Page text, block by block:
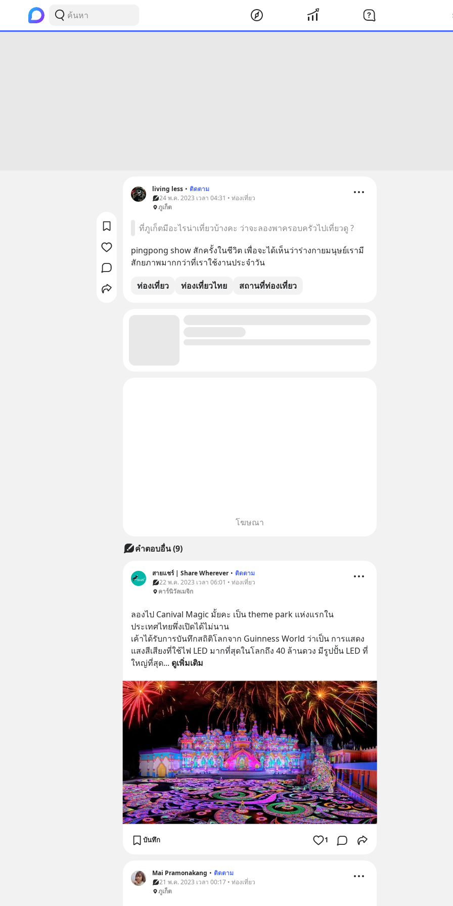
living less • ติดตาม
24 พ.ค. 2023 เวลา 04:31 • ท่องเที่ยว
ภูเก็ต
ที่ภูเก็ตมีอะไรน่าเที่ยวบ้างคะ ว่าจะลองพาครอบครัวไปเที่ยวดู ?
pingpong show สักครั้งในชีวิต เพื่อจะได้เห็นว่าร่างกายมนุษย์เรามี
สักยภาพมากกว่าที่เราใช้งานประจำวัน
ท่องเที่ยว ท่องเที่ยวไทย สถานที่ท่องเที่ยว
โฆษณา
คำตอบอื่น(9)
สายแชร์ | Share Wherever • ติดตาม
22 พ.ค. 2023 เวลา 06:01 • ท่องเที่ยว
คาร์นิวัลเมจิก
ลองไป Canival Magic มั้ยคะ เป็น theme park แห่งแรกใน
ประเทศไทยพึ่งเปิดได้ไม่นาน
เค้าได้รับการบันทึกสถิติโลกจาก Guinness World ว่าเป็น การแสดง
แสงสีเสียงที่ใช้ไฟ LED มากที่สุดในโลกถึง 40 ล้านดวง มีรูปปั้น LED ที่
ใหญ่ที่สุด... ดูเพิ่มเติม
บันทึก 1
Mai Pramonakang • ติดตาม
21 พ.ค. 2023 เวลา 00:17 • ท่องเที่ยว
ภูเก็ต